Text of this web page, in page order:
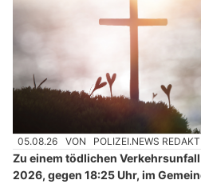
05.08.26 VON POLIZEI.NEWS
Zu einem tödlichen
2026, gegen 18:25 Uhr, im